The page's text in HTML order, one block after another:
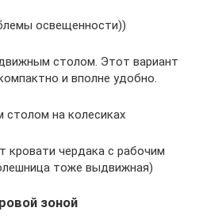
освещенности))
столом. Этот вариант
и вполне удобно.
на колесиках
кровати чердака с рабочим
тоже выдвижная)
зоной